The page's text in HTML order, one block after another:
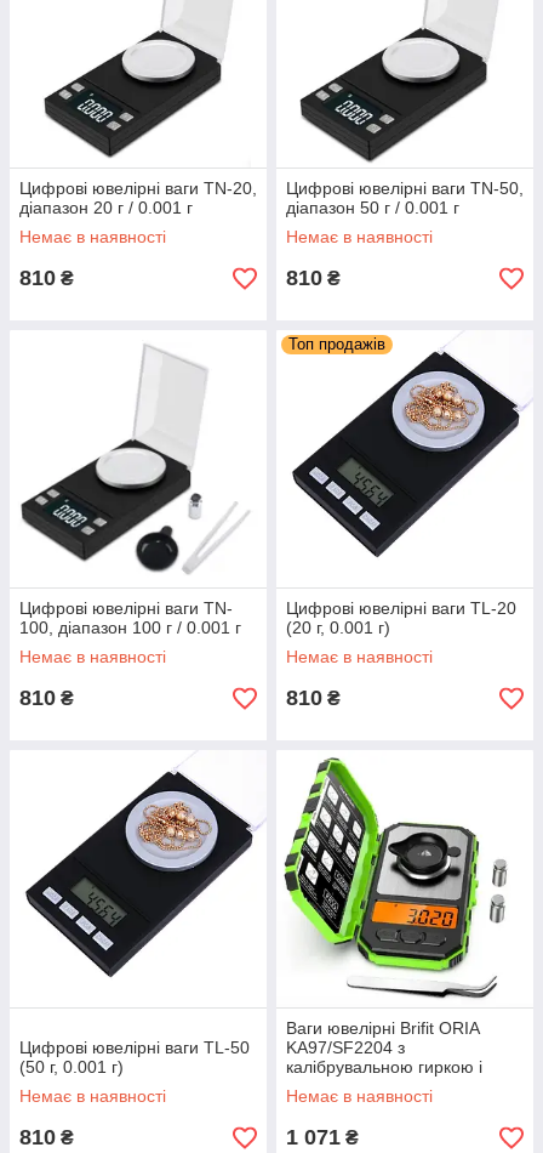
Цифрові ювелірні ваги TN-20,
діапазон 20 г / 0.001 г
Немає в наявності
810 ₴
Цифрові ювелірні ваги TN-50,
діапазон 50 г / 0.001 г
Немає в наявності
810 ₴
Цифрові ювелірні ваги TN-
100, діапазон 100 г / 0.001 г
Немає в наявності
810 ₴
Топ продажів
Цифрові ювелірні ваги TL-20
(20 г, 0.001 г)
Немає в наявності
810 ₴
Цифрові ювелірні ваги TL-50
(50 г, 0.001 г)
Немає в наявності
810 ₴
Ваги ювелірні Brifit ORIA
KA97/SF2204 з
калібрувальною гиркою і
пінцетом, посилений корпус:
50/0.001 g. Німеччина-Китай
Немає в наявності
1 071 ₴